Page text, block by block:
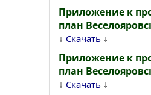
Приложение к
план
↓ Скачать ↓
Приложение к
план
↓ Скачать ↓